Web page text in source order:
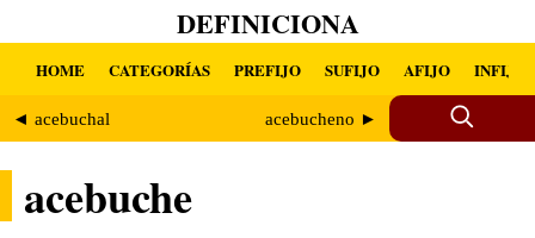
DEFINICIONA
HOME CATEGORÍAS PREFIJO SUFIJO AFIJO INFIJO
◄ acebuchal acebucheno ►
acebuche